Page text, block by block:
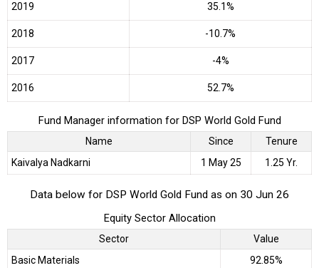
2019 35.1%
2018 -10.7%
2017 -4%
2016 52.7%
Fund Manager information for DSP World Gold Fund
Name Since
Tenure
Kaivalya Nadkarni
1 May 25 1.25 Yr.
Data below for DSP World Gold Fund as on 30 Jun 26
Equity Sector Allocation
Sector
Value
Basic Materials
92.85%